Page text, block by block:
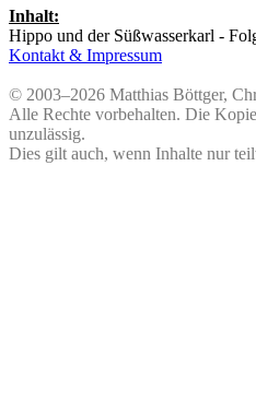
Inhalt:
Hippo und der Süßwasserkarl -
Kontakt & Impressum
© 2003–2026 Matthias Böttger,
Alle Rechte vorbehalten. Die
unzulässig.
Dies gilt auch, wenn Inhalte nur